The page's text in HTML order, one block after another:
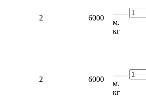
2 6000
м.
кг
2 6000
м.
кг